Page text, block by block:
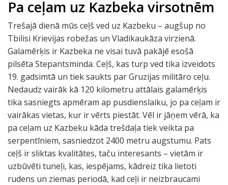
Pa ceļam uz Kazbeka virsotnēm
Trešajā dienā mūs ceļš ved uz Kazbeku – augšup no
Tbilisi Krievijas robežas un Vladikaukāza virzienā.
Galamērķis ir Kazbeka ne visai tuvā pakājē esošā
pilsēta Stepantsminda. Ceļš, kas turp ved tika izveidots
19. gadsimtā un tiek saukts par Gruzijas militāro ceļu.
Nedaudz vairāk kā 120 kilometru attālais galamērķis
tika sasniegts apmēram ap pusdienslaiku, jo pa ceļam ir
vairākas vietas, kur ir vērts piestāt. Vēl ir jāņem vērā, ka
pa ceļam uz Kazbeku kāda trešdaļa tiek veikta pa
serpentīniem, sasniedzot 2400 metru augstumu. Pats
ceļš ir sliktas kvalitātes, taču interesants – vietām ir
uzbūvēti tuneļi, kas, iespējams, kādreiz tika lietoti
rudens un ziemas periodā, kad ceļi ir neizbraucami